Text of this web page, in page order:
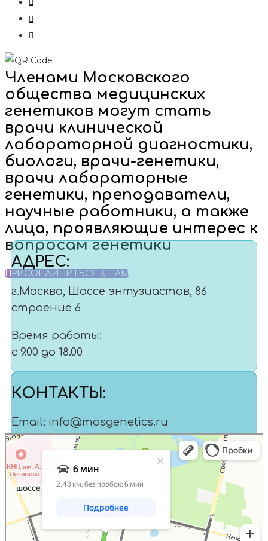
Членами Московского
общества медицинских
генетиков могут стать
врачи клинической
лабораторной диагностики,
биологи, врачи-генетики,
врачи лабораторные
генетики, преподаватели,
научные работники, а также
лица, проявляющие интерес к
вопросам генетики
ПРИСОЕДИНИТЬСЯ К НАМ
АДРЕС:
г.Москва, Шоссе энтузиастов, 86
строение 6
Время работы:
с 9.00 до 18.00
КОНТАКТЫ:
Email: info@mosgenetics.ru
Телефон: +7 980 201-90-22
Москва
Яндекс Карты